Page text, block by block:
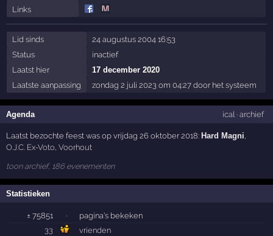
Links
Lid sinds
24 augustus 2004 16:53
Status
inactief
Laatst hier
17 december 2020
Laatste aanpassing
zondag 2 juli 2023 om 04:27 door het systeem
Agenda ical· archief
Laatst bezochte feest was op vrijdag 26 oktober 2018:Hard Magni
O.J.C. Ex-Voto ,Voorhout
toon archief, 186 evenementen
Statistieken
± 75851 ·
pagina's bekeken
33
vrienden